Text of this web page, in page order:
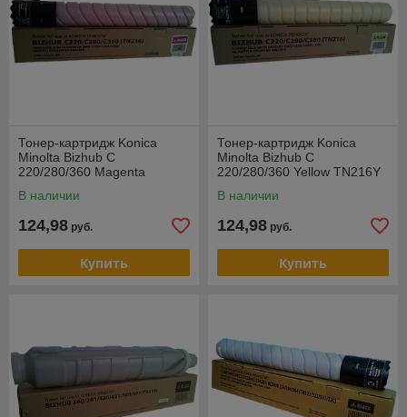
Тонер-картридж Konica
Minolta Bizhub C
220/280/360 Magenta
В наличии
124,98 руб.
Купить
Тонер-картридж Konica
Minolta Bizhub C
220/280/360 Yellow TN216Y
В наличии
124,98 руб.
Купить